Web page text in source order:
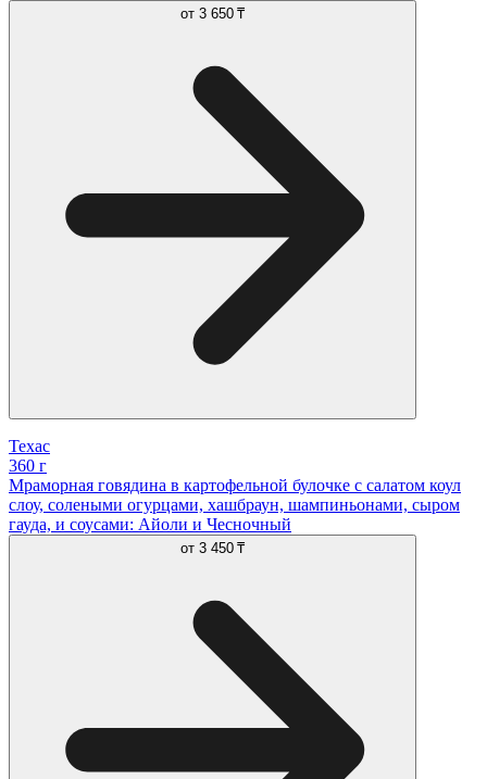
от 3 650 ₸
Техас
360 г
Мраморная говядина в картофельной булочке с салатом коул
слоу, солеными огурцами, хашбраун, шампиньонами, сыром
гауда, и соусами: Айоли и Чесночный
от 3 450 ₸